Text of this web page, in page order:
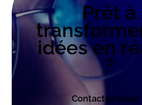
Prêt à
idées en
?
Contactez-nous